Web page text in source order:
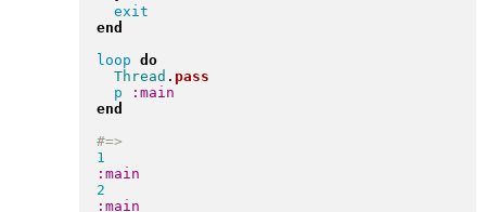
exit
end
loop do
Thread . pass
p
:main
end
1
:main
2
:main